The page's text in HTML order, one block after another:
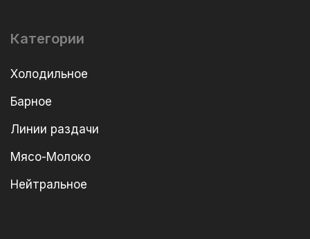
Категории
Холодильное
Барное
Линии раздачи
Мясо-Молоко
Нейтральное